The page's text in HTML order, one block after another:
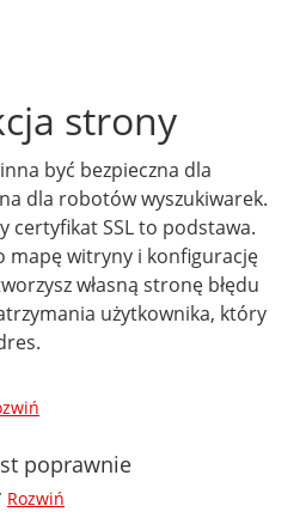
strony
być bezpieczna dla
dla robotów wyszukiwarek.
certyfikat SSL to podstawa.
mapę witryny i konfigurację
własną stronę błędu
użytkownika, który
poprawnie
Rozwiń